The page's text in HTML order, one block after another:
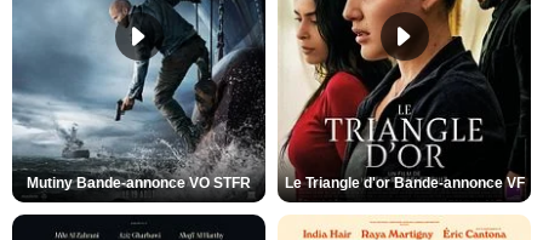
Mutiny Bande-annonce VO STFR Le Triangle d'or Bande-annonce VF